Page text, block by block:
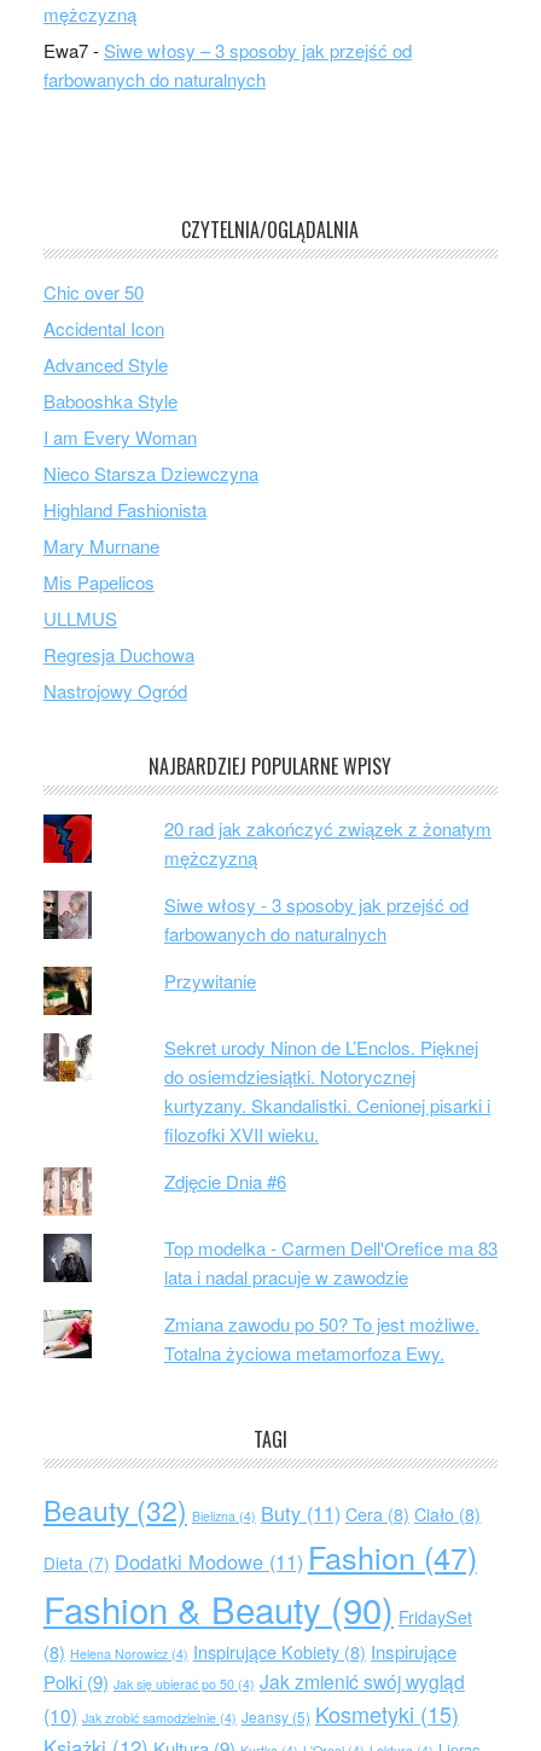
mężczyzną
Ewa7-Siwe włosy – 3 sposoby jak przejść od
farbowanych do naturalnych
CZYTELNIA/OGLĄDALNIA
Chic over 50
Accidental Icon
Advanced Style
Babooshka Style
I am Every Woman
Nieco Starsza Dziewczyna
Highland Fashionista
Mary Murnane
Mis Papelicos
ULLMUS
Regresja Duchowa
Nastrojowy Ogród
NAJBARDZIEJ POPULARNE WPISY
20 rad jak zakończyć związek z żonatym
mężczyzną
Siwe włosy - 3 sposoby jak przejść od
farbowanych do naturalnych
Przywitanie
Sekret urody Ninon de L’Enclos. Pięknej
do osiemdziesiątki. Notorycznej
kurtyzany. Skandalistki. Cenionej pisarki i
filozofki XVII wieku.
Zdjęcie Dnia #6
Top modelka - Carmen Dell'Orefice ma 83
lata i nadal pracuje w zawodzie
Zmiana zawodu po 50? To jest możliwe.
Totalna życiowa metamorfoza Ewy.
TAGI
Beauty(32) Bielizna(4) Buty(11) Cera(8) Ciało(8)
Dieta(7) Dodatki Modowe(11) Fashion (47)
Fashion & Beauty (90) FridaySet
(8) Helena Norowicz(4) Inspirujące Kobiety(8) Inspirujące
Polki(9) Jak się ubierać po 50(4) Jak zmienić swój wygląd
(10) Jak zrobić samodzielnie(4) Jeansy(5) Kosmetyki (15)